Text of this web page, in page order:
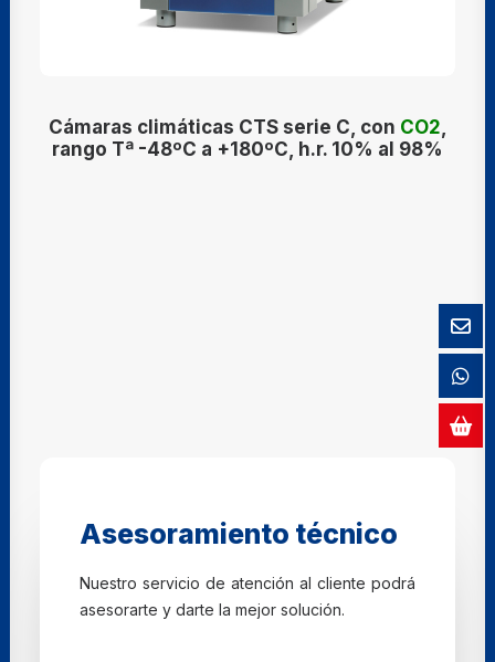
Cámaras climáticas CTS serie C, con CO2,
rango Tª -48ºC a +180ºC, h.r. 10% al 98%
Asesoramiento técnico
Nuestro servicio de atención al cliente podrá
asesorarte y darte la mejor solución.